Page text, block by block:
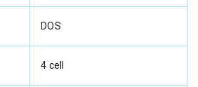
DOS
4 cell